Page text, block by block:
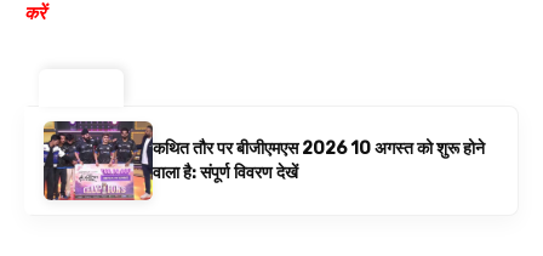
करें
कथित तौर पर बीजीएमएस 2026 10 अगस्त को शुरू होने
वाला है: संपूर्ण विवरण देखें